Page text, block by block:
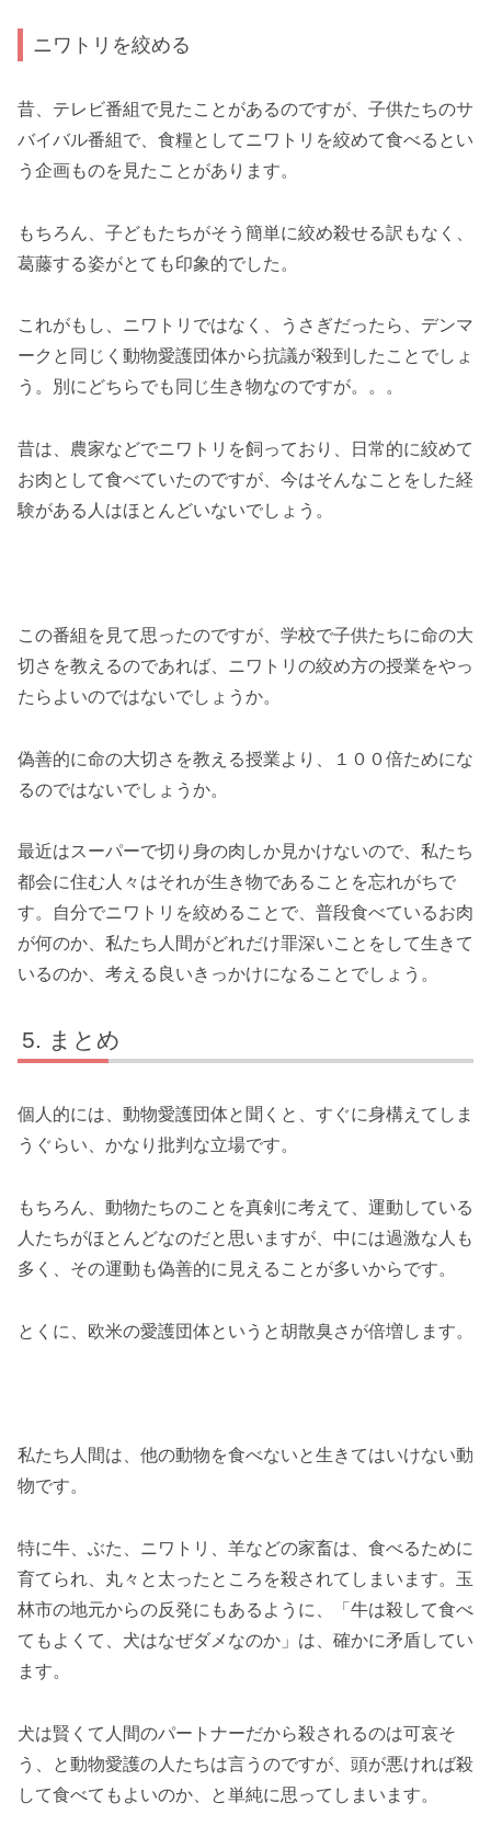
ニワトリを絞める
昔、テレビ番組で見たことがあるのですが、子供たちのサ
バイバル番組で、食糧としてニワトリを絞めて食べるとい
う企画ものを見たことがあります。
もちろん、子どもたちがそう簡単に絞め殺せる訳もなく、
葛藤する姿がとても印象的でした。
これがもし、ニワトリではなく、うさぎだったら、デンマ
ークと同じく動物愛護団体から抗議が殺到したことでしょ
う。別にどちらでも同じ生き物なのですが。。。
昔は、農家などでニワトリを飼っており、日常的に絞めて
お肉として食べていたのですが、今はそんなことをした経
験がある人はほとんどいないでしょう。
この番組を見て思ったのですが、学校で子供たちに命の大
切さを教えるのであれば、ニワトリの絞め方の授業をやっ
たらよいのではないでしょうか。
偽善的に命の大切さを教える授業より、１００倍ためにな
るのではないでしょうか。
最近はスーパーで切り身の肉しか見かけないので、私たち
都会に住む人々はそれが生き物であることを忘れがちで
す。自分でニワトリを絞めることで、普段食べているお肉
が何のか、私たち人間がどれだけ罪深いことをして生きて
いるのか、考える良いきっかけになることでしょう。
まとめ
個人的には、動物愛護団体と聞くと、すぐに身構えてしま
うぐらい、かなり批判な立場です。
もちろん、動物たちのことを真剣に考えて、運動している
人たちがほとんどなのだと思いますが、中には過激な人も
多く、その運動も偽善的に見えることが多いからです。
とくに、欧米の愛護団体というと胡散臭さが倍増します。
私たち人間は、他の動物を食べないと生きてはいけない動
物です。
特に牛、ぶた、ニワトリ、羊などの家畜は、食べるために
育てられ、丸々と太ったところを殺されてしまいます。玉
林市の地元からの反発にもあるように、「牛は殺して食べ
てもよくて、犬はなぜダメなのか」は、確かに矛盾してい
ます。
犬は賢くて人間のパートナーだから殺されるのは可哀そ
う、と動物愛護の人たちは言うのですが、頭が悪ければ殺
して食べてもよいのか、と単純に思ってしまいます。